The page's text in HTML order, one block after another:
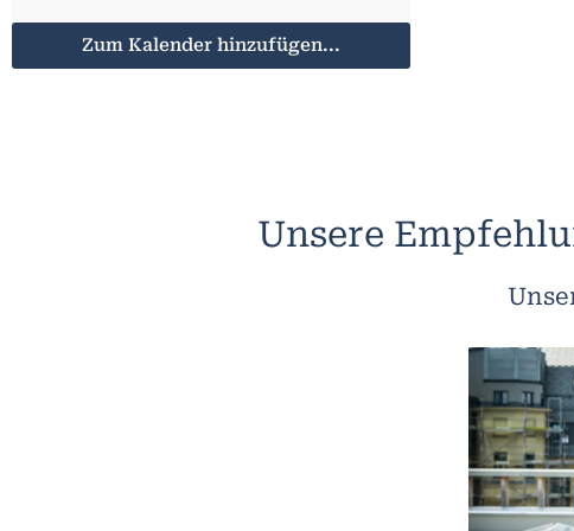
Zum Kalender hinzufügen...
Unsere